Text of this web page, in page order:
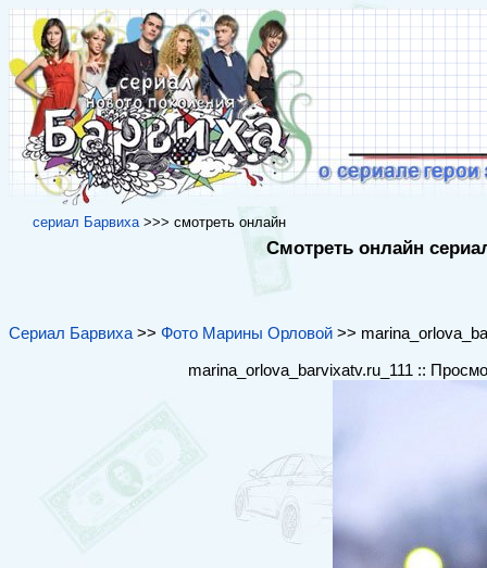
cериал Барвиха>>> cмотреть онлайн
Смотреть онлайн
Сериал Барвиха >> Фото Марины Орловой >>
marina_orlova_barvixatv.ru_111 ::